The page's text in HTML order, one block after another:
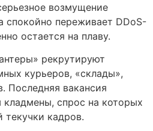
возмущение
спокойно переживает DDoS-
остается на плаву.
рекрутируют
курьеров, «склады»,
Последняя вакансия
кладмены, спрос на которых
текучки кадров.